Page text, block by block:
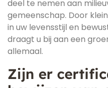
deel te nemen aan
gemeenschap. Door
in uw levensstijl en
draagt u bij aan een
allemaal.
Zijn er